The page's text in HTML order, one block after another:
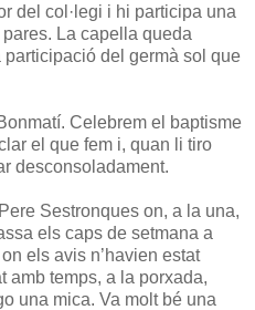
del col·legi i hi participa una
La capella queda
del germà sol que
Celebrem el baptisme
el que fem i, quan li tiro
desconsoladament.
Sestronques on, a la una,
els caps de setmana a
els avis n’havien estat
amb temps, a la porxada,
una mica. Va molt bé una